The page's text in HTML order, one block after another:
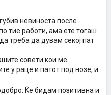
невиноста после
тие работи, ама ете тогаш
треба да дувам секој пат
совети кои ме
у раце и патот под нозе, и
Ќе бидам позитивна и